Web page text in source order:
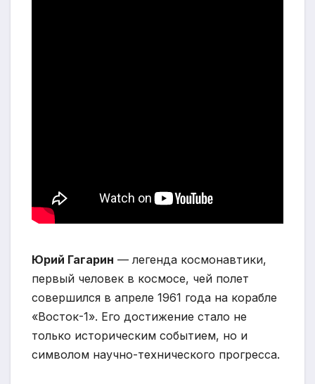
Юрий Гагарин — легенда космонавтики,
первый человек в космосе, чей полет
совершился в апреле 1961 года на корабле
«Восток-1». Его достижение стало не
только историческим событием, но и
символом научно-технического прогресса.